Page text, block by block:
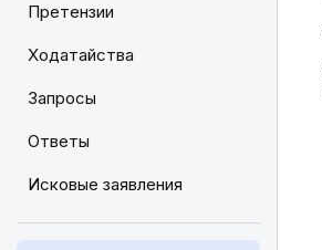
Претензии
Ходатайства
Запросы
Ответы
Исковые заявления